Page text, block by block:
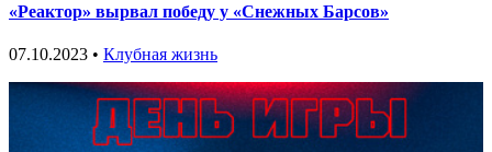
«Реактор» вырвал победу у «Снежных Барсов»
07.10.2023 • Клубная жизнь